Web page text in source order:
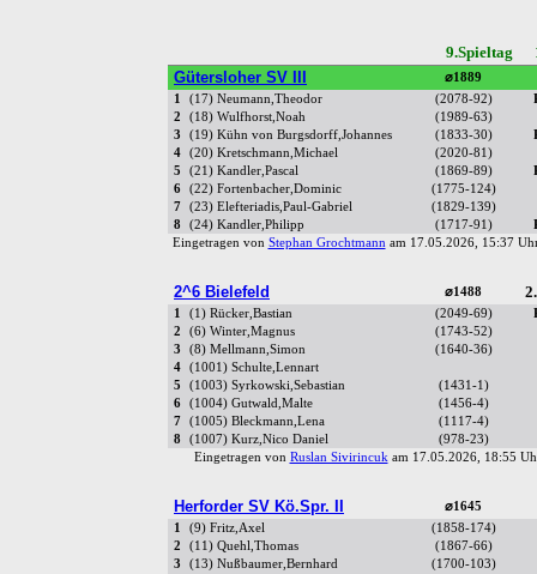
9.Spieltag
Gütersloher SV III
⌀1889
1 (17) Neumann,Theodor (2078-92)
2
(18) Wulfhorst,Noah
(1989-63)
3
(19) Kühn von Burgsdorff,Johannes (1833-30)
4
(20) Kretschmann,Michael
(2020-81)
5
(21) Kandler,Pascal (1869-89)
6
(22) Fortenbacher,Dominic
(1775-124)
7
(23) Elefteriadis,Paul-Gabriel
(1829-139)
8
(24) Kandler,Philipp (1717-91)
Eingetragen von Stephan Grochtmannam 17.05.2026, 15:37
2^6 Bielefeld ⌀1488
1 (1) Rücker,Bastian (2049-69)
2
(6) Winter,Magnus
(1743-52)
3
(8) Mellmann,Simon
(1640-36)
4
(1001) Schulte,Lennart
5
(1003) Syrkowski,Sebastian
(1431-1)
6
(1004) Gutwald,Malte
(1456-4)
7
(1005) Bleckmann,Lena
(1117-4)
8
(1007) Kurz,Nico Daniel
(978-23)
Eingetragen von Ruslan Sivirincukam 17.05.2026, 18:55
Herforder SV Kö.Spr. II ⌀1645
1 (9) Fritz,Axel
(1858-174)
2
(11) Quehl,Thomas
(1867-66)
3
(13) Nußbaumer,Bernhard
(1700-103)